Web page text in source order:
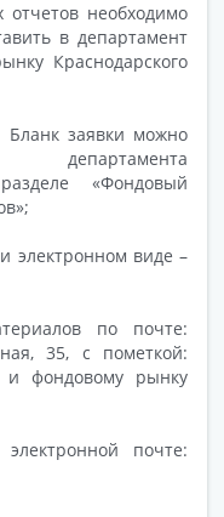
отчетов необходимо
в департамент
Краснодарского
Бланк заявки можно
«Фондовый
электронном виде –
по почте:
35, с пометкой:
и фондовому рынку
почте: